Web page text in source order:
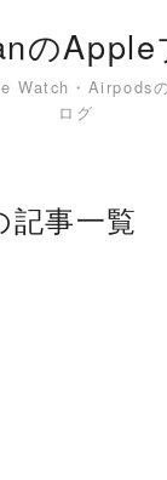
のApple
Watch・Airpods
ログ
記事一覧